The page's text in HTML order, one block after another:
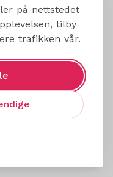
på nettstedet
tilby
trafikken vår.